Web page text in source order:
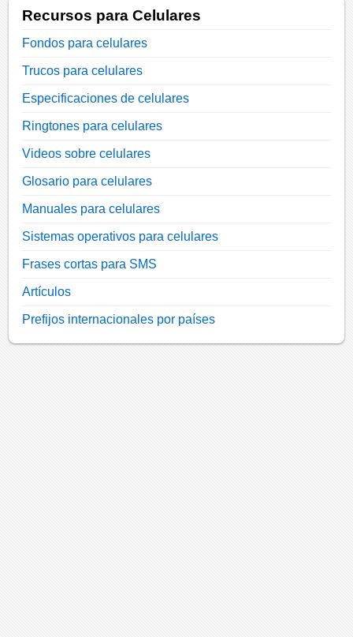
Recursos para Celulares
Fondos para celulares
Trucos para celulares
Especificaciones de celulares
Ringtones para celulares
Videos sobre celulares
Glosario para celulares
Manuales para celulares
Sistemas operativos para celulares
Frases cortas para SMS
Artículos
Prefijos internacionales por países